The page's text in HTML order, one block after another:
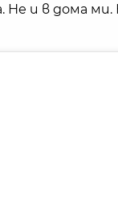
Не и в дома